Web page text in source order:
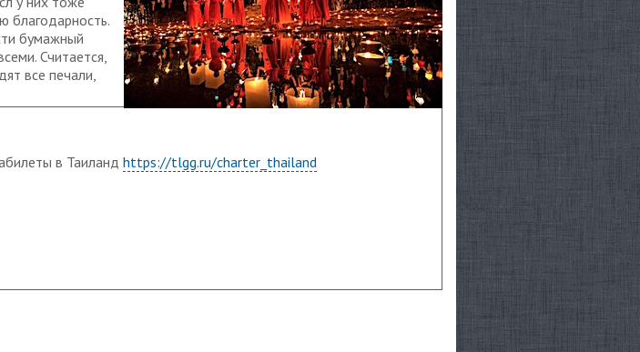
благодарность.
бумажный
Считается,
все печали,
в Таиланд https://tlgg.ru/charter_thailand